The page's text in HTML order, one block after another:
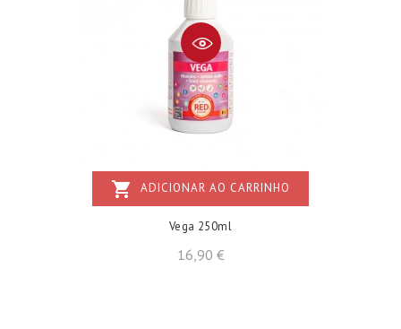
shopping_cart ADICIONAR AO CARRINHO
Vega 250ml
16,90 €Preço